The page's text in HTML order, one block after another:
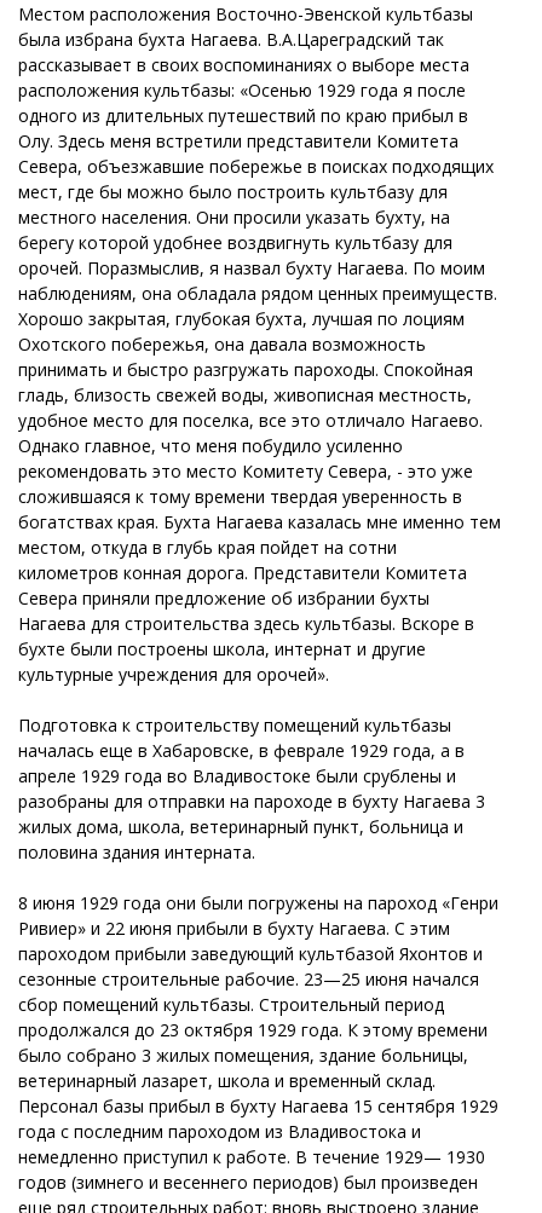
Местом расположения Восточно-Эвенской культбазы
была избрана бухта Нагаева. В.А.Цареградский так
рассказывает в своих воспоминаниях о выборе места
расположения культбазы: «Осенью 1929 года я после
одного из длительных путешествий по краю прибыл в
Олу. Здесь меня встретили представители Комитета
Севера, объезжавшие побережье в поисках подходящих
мест, где бы можно было построить культбазу для
местного населения. Они просили указать бухту, на
берегу которой удобнее воздвигнуть культбазу для
орочей. Поразмыслив, я назвал бухту Нагаева. По моим
наблюдениям, она обладала рядом ценных преимуществ.
Хорошо закрытая, глубокая бухта, лучшая по лоциям
Охотского побережья, она давала возможность
принимать и быстро разгружать пароходы. Спокойная
гладь, близость свежей воды, живописная местность,
удобное место для поселка, все это отличало Нагаево.
Однако главное, что меня побудило усиленно
рекомендовать это место Комитету Севера, - это уже
сложившаяся к тому времени твердая уверенность в
богатствах края. Бухта Нагаева казалась мне именно тем
местом, откуда в глубь края пойдет на сотни
километров конная дорога. Представители Комитета
Севера приняли предложение об избрании бухты
Нагаева для строительства здесь культбазы. Вскоре в
бухте были построены школа, интернат и другие
культурные учреждения для орочей».
Подготовка к строительству помещений культбазы
началась еще в Хабаровске, в феврале 1929 года, а в
апреле 1929 года во Владивостоке были срублены и
разобраны для отправки на пароходе в бухту Нагаева 3
жилых дома, школа, ветеринарный пункт, больница и
половина здания интерната.
8 июня 1929 года они были погружены на пароход «Генри
Ривиер» и 22 июня прибыли в бухту Нагаева. С этим
пароходом прибыли заведующий культбазой Яхонтов и
сезонные строительные рабочие. 23—25 июня начался
сбор помещений культбазы. Строительный период
продолжался до 23 октября 1929 года. К этому времени
было собрано 3 жилых помещения, здание больницы,
ветеринарный лазарет, школа и временный склад.
Персонал базы прибыл в бухту Нагаева 15 сентября 1929
года с последним пароходом из Владивостока и
немедленно приступил к работе. В течение 1929— 1930
годов (зимнего и весеннего периодов) был произведен
еще ряд строительных работ: вновь выстроено здание